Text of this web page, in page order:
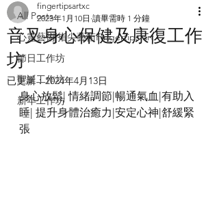
All Posts
心靈藝術|指尖藝術Fingertips art
節日工作坊
聖誕工作坊
新年工作坊
音叉身心保健及康復工作
坊
fingertipsartxc
2023年1月10日 讀畢需時 1 分鐘
已更新：2024年4月13日
身心放鬆| 情緒調節|暢通氣血|有助入
睡| 提升身體治癒力|安定心神|舒緩緊
張